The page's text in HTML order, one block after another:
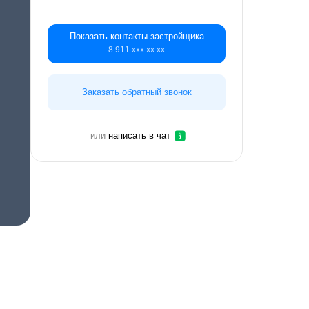
Показать контакты застройщика
8 911 ххх хх хх
Заказать обратный звонок
или написать в чат